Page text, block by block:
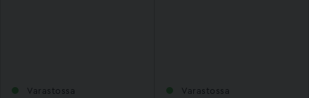
Varastossa Varastossa